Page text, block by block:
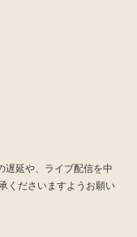
延や、ライブ配信を中
くださいますようお願い